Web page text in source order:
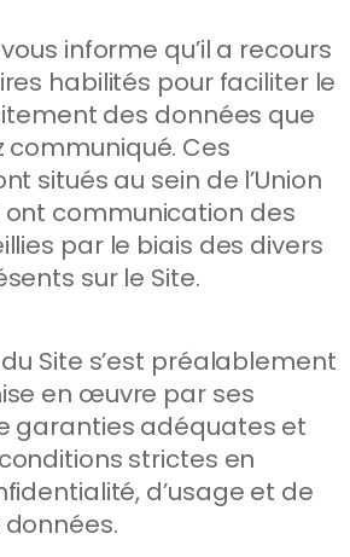
informe qu’il a recours
habilités pour faciliter le
des données que
communiqué. Ces
situés au sein de l’Union
ont communication des
par le biais des divers
sur le Site.
Site s’est préalablement
en œuvre par ses
garanties adéquates et
strictes en
d’usage et de